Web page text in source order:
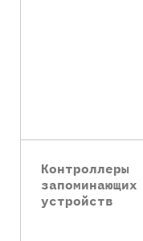
Контроллеры
запоминающих
устройств